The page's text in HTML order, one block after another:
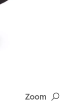
Zoom